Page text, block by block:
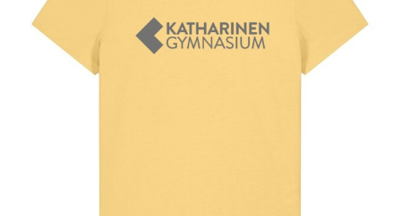
Mein Konto
Versand